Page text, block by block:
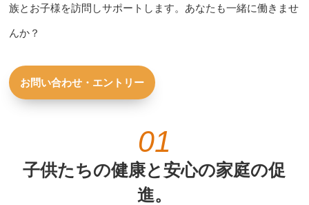
族とお子様を訪問しサポートします。あなたも一緒に働きませ
んか？
お問い合わせ・エントリー
01
子供たちの健康と安心の家庭の促
進。